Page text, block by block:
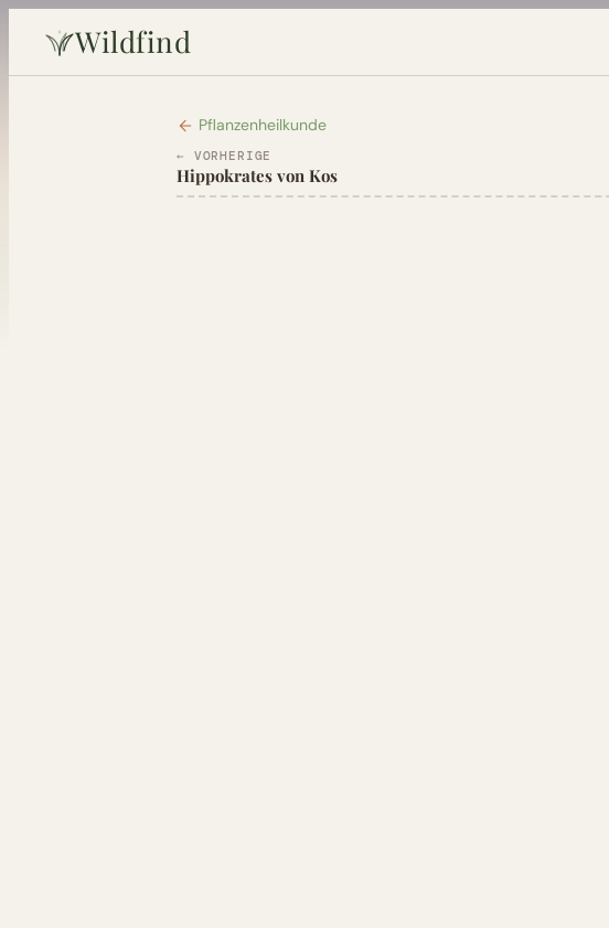
Wildfind
Pflanzenheilkunde
← VORHERIGE
Hippokrates von Kos